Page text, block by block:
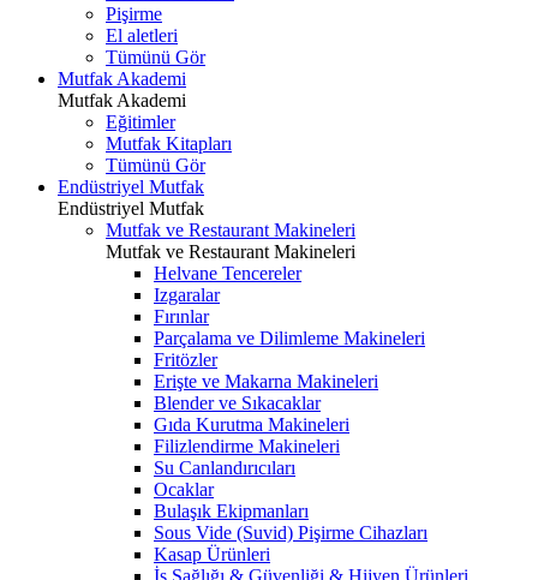
Pişirme
El aletleri
Tümünü Gör
Mutfak Akademi
Mutfak Akademi
Eğitimler
Mutfak Kitapları
Tümünü Gör
Endüstriyel Mutfak
Endüstriyel Mutfak
Mutfak ve Restaurant Makineleri
Mutfak ve Restaurant Makineleri
Helvane Tencereler
Izgaralar
Fırınlar
Parçalama ve Dilimleme Makineleri
Fritözler
Erişte ve Makarna Makineleri
Blender ve Sıkacaklar
Gıda Kurutma Makineleri
Filizlendirme Makineleri
Su Canlandırıcıları
Ocaklar
Bulaşık Ekipmanları
Sous Vide (Suvid) Pişirme Cihazları
Kasap Ürünleri
İş Sağlığı & Güvenliği & Hijyen Ürünleri